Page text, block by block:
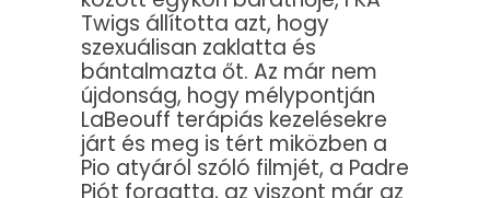
Twigs állította azt, hogy
szexuálisan zaklatta és
bántalmazta őt. Az már nem
újdonság, hogy mélypontján
LaBeouff terápiás kezelésekre
járt és meg is tért miközben a
Pio atyáról szóló filmjét, a Padre